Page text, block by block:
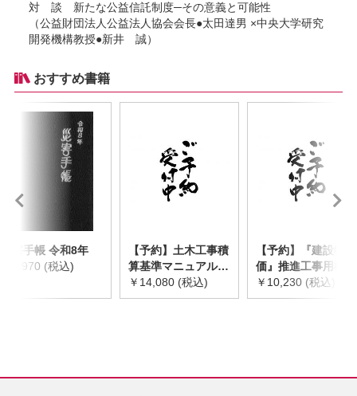
対 談 新たな公益信託制度─その意義と可能性
（公益財団法人公益法人協会会長●太田達男 ×中央大学研究
開発機構教授●新井 誠）
おすすめ書籍
災害手帳 令和8年
￥2,970 (税込)
【予約】土木工事積
算基準マニュアル
令和8年度版
※2026年8月下旬発
￥14,080 (税込)
【予約】『建設物
価』推進工事用機械
器具等基礎価格表
2026年度版
￥10,230 (税込)